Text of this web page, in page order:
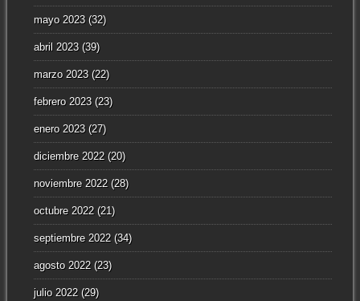
mayo 2023(32)
abril 2023(39)
marzo 2023(22)
febrero 2023(23)
enero 2023(27)
diciembre 2022(20)
noviembre 2022(28)
octubre 2022(21)
septiembre 2022(34)
agosto 2022(23)
julio 2022(29)